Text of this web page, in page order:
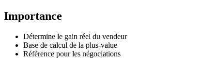
Importance
Détermine le gain réel du vendeur
Base de calcul de la plus-value
Référence pour les négociations